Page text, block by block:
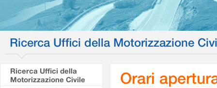
Ricerca Uffici della Motorizzazione
Ricerca Uffici della
Motorizzazione Civile
Orari